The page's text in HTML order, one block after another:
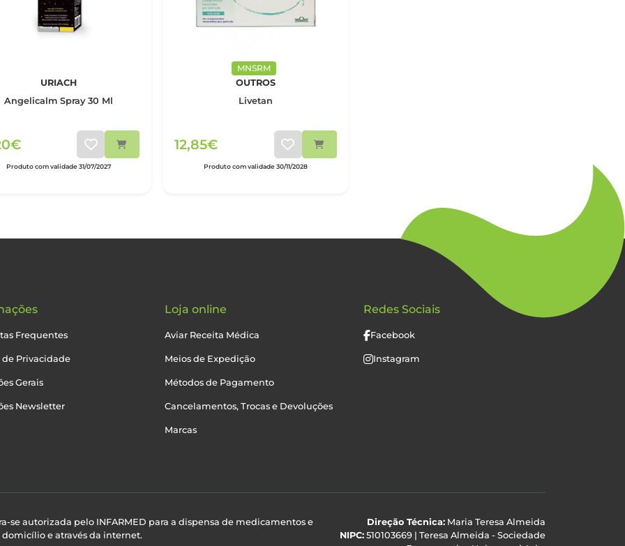
URIACH
Angelicalm Spray 30 Ml
Produto com validade 31/07/2027
MNSRM
OUTROS
Livetan
12,85€
Produto com validade 30/11/2028
Frequentes
Privacidade
Gerais
Newsletter
Loja online
Aviar Receita Médica
Meios de Expedição
Métodos de Pagamento
Cancelamentos, Trocas e Devoluções
Marcas
Redes Sociais
Facebook
Instagram
se autorizada pelo INFARMED para a dispensa de medicamentos e
e através da internet.
Direção Técnica: Maria Teresa Almeida
NIPC: 510103669 | Teresa Almeida - Sociedade